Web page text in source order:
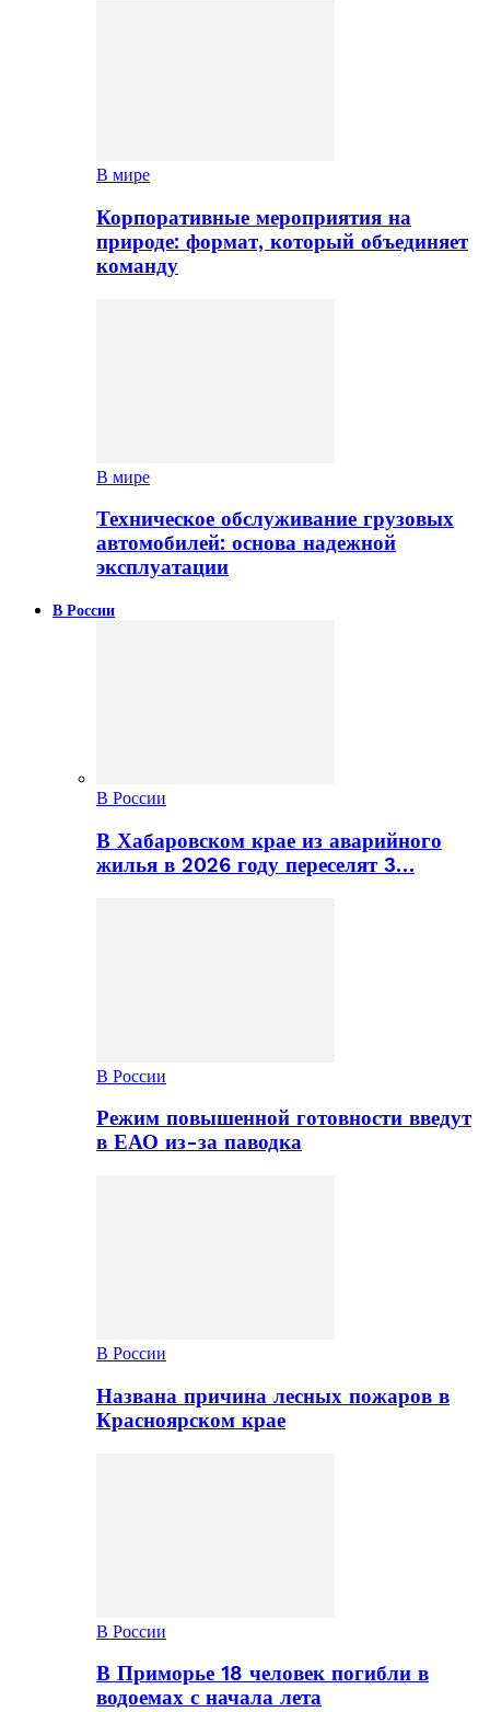
В мире
Корпоративные мероприятия на
природе: формат, который объединяет
команду
В мире
Техническое обслуживание грузовых
автомобилей: основа надежной
эксплуатации
В России
В России
В Хабаровском крае из аварийного
жилья в 2026 году переселят 3…
В России
Режим повышенной готовности введут
в ЕАО из-за паводка
В России
Названа причина лесных пожаров в
Красноярском крае
В России
В Приморье 18 человек погибли в
водоемах с начала лета